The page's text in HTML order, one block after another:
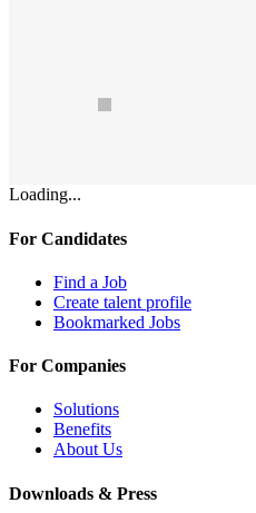
Loading...
For Candidates
Find a Job
Create talent profile
Bookmarked Jobs
For Companies
Solutions
Benefits
About Us
Downloads & Press